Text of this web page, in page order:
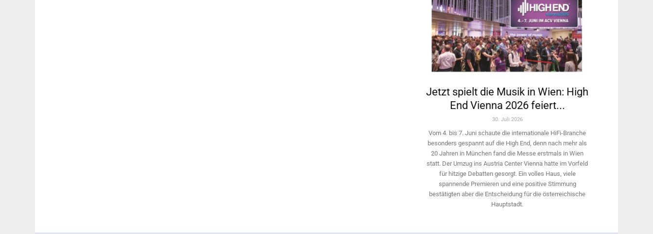
Jetzt spielt die Musik in Wien: High
End Vienna 2026 feiert...
30. Juli 2026
Vom 4. bis 7. Juni schaute die internationale HiFi-Branche
besonders gespannt auf die High End, denn nach mehr als
20 Jahren in München fand die Messe erstmals in Wien
statt. Der Umzug ins Austria Center Vienna hatte im Vorfeld
für hitzige Debatten gesorgt. Ein volles Haus, viele
spannende Premieren und eine positive Stimmung
bestätigten aber die Entscheidung für die österreichische
Hauptstadt.